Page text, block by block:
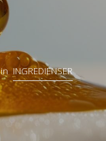
INGREDIENSER